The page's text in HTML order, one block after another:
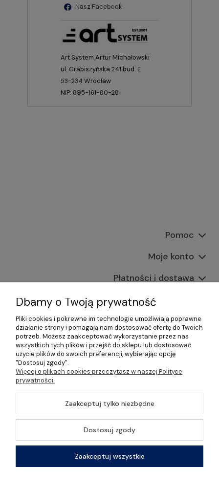
Nasz Facebook
Art System Artur Michałowski
ul. Grabiszyńska 241 bud. E
53-234 Wrocław
NIP: 895-161-80-28
Pomoc
Moje konto
Płatności i dostawa
Informacje
O nas
©2026 Wszelkie Prawa Zastrzeżone | Gastrosklep |
Wyposażenie gastronomii, restauracji oraz barów
Szablon Master byEcommercy
Pokaż pełną wersję strony
Sklep internetowy Shoper Premium
Dbamy o Twoją prywatność
Pliki cookies i pokrewne im technologie umożliwiają poprawne
działanie strony i pomagają nam dostosować ofertę do Twoich
potrzeb. Możesz zaakceptować wykorzystanie przez nas
wszystkich tych plików i przejść do sklepu lub dostosować
użycie plików do swoich preferencji, wybierając opcję
"Dostosuj zgody".
Więcej o plikach cookies przeczytasz w naszej Polityce
prywatności.
Zaakceptuj tylko niezbędne
Dostosuj zgody
Zaakceptuj wszystkie